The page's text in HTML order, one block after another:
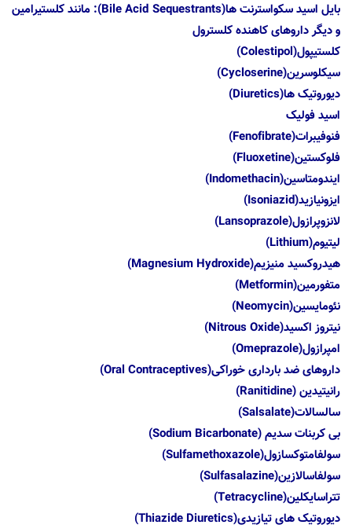
بایل اسید سکواسترنت ها(Bile Acid Sequestrants): مانند کلستیرامین
و دیگر داروهای کاهنده کلسترول
کلستیپول(Colestipol)
سیکلوسرین(Cycloserine)
دیوروتیک ها(Diuretics)
اسید فولیک
فنوفیبرات(Fenofibrate)
فلوکستین(Fluoxetine)
ایندومتاسین(Indomethacin)
ایزونیازید(Isoniazid)
لانزوپرازول(Lansoprazole)
لیتیوم(Lithium)
هیدروکسید منیزیم(Magnesium Hydroxide)
متفورمین(Metformin)
نئومایسین(Neomycin)
نیتروز اکسید(Nitrous Oxide)
امپرازول(Omeprazole)
داروهای ضد بارداری خوراکی(Oral Contraceptives)
رانیتیدین (Ranitidine)
سالسالات(Salsalate)
بی کربنات سدیم (Sodium Bicarbonate)
سولفامتوکسازول(Sulfamethoxazole)
سولفاسالازین(Sulfasalazine)
تتراسایکلین(Tetracycline)
دیوروتیک های تیازیدی(Thiazide Diuretics)